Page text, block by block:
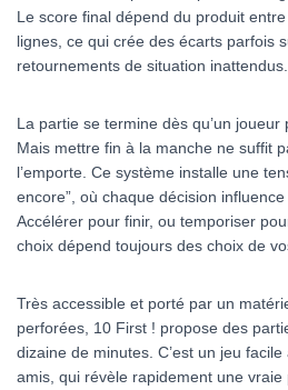
Le score final dépend du produit
lignes, ce qui crée des écarts parfois
retournements de situation inattendus.
La partie se termine dès qu’un joueur
Mais mettre fin à la manche ne suffit
l’emporte. Ce système installe une
encore”, où chaque décision
Accélérer pour finir, ou temporiser
choix dépend toujours des choix de
Très accessible et porté par un
perforées, 10 First ! propose des
dizaine de minutes. C’est un jeu
amis, qui révèle rapidement une